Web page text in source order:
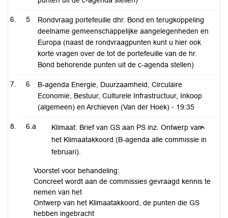
5
Rondvraag portefeuille dhr. Bond en terugkoppeling
deelname gemeenschappelijke aangelegenheden en
Europa (naast de rondvraagpunten kunt u hier ook
korte vragen over de tot de portefeuille van de hr.
Bond behorende punten uit de c-agenda stellen)
6
B-agenda Energie, Duurzaamheid, Circulaire
Economie, Bestuur, Culturele Infrastructuur, Inkoop
(algemeen) en Archieven (Van der Hoek) - 19:35
6.a
Klimaat: Brief van GS aan PS inz. Ontwerp van
het Klimaatakkoord (B-agenda alle commissie in
februari).
Voorstel voor behandeling:
Concreet wordt aan de commissies gevraagd kennis te
nemen van het
Ontwerp van het Klimaatakkoord, de punten die GS
hebben ingebracht